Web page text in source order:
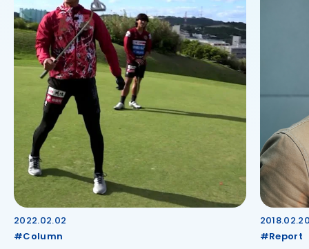
2022.02.02
#Column
#Report